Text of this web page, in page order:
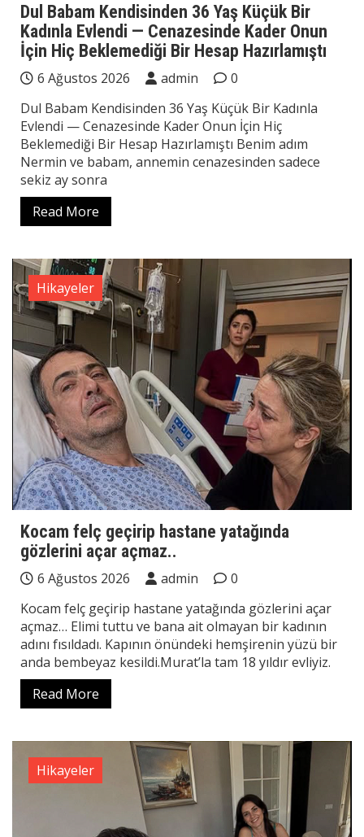
Dul Babam Kendisinden 36 Yaş Küçük Bir
Kadınla Evlendi — Cenazesinde Kader Onun
İçin Hiç Beklemediği Bir Hesap Hazırlamıştı
6 Ağustos 2026 admin
0
Dul Babam Kendisinden 36 Yaş Küçük Bir Kadınla
Evlendi — Cenazesinde Kader Onun İçin Hiç
Beklemediği Bir Hesap Hazırlamıştı Benim adım
Nermin ve babam, annemin cenazesinden sadece
sekiz ay sonra
Read More
Hikayeler
Kocam felç geçirip hastane yatağında
gözlerini açar açmaz..
6 Ağustos 2026 admin
0
Kocam felç geçirip hastane yatağında gözlerini açar
açmaz… Elimi tuttu ve bana ait olmayan bir kadının
adını fısıldadı. Kapının önündeki hemşirenin yüzü bir
anda bembeyaz kesildi.Murat’la tam 18 yıldır evliyiz.
Read More
Hikayeler